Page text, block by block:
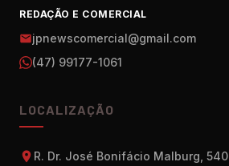
REDAÇÃO E COMERCIAL
jpnewscomercial@gmail.com
(47) 99177-1061
LOCALIZAÇÃO
R. Dr. José Bonifácio Malburg, 540